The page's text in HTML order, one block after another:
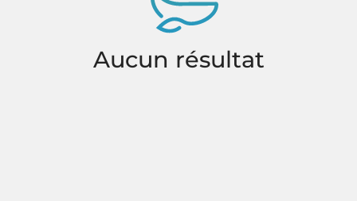
Aucun résultat